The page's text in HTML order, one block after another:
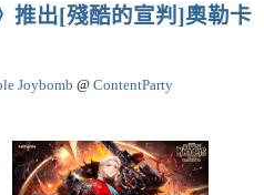
推出[殘酷的宣判]奧勒卡
Joybomb @ ContentParty